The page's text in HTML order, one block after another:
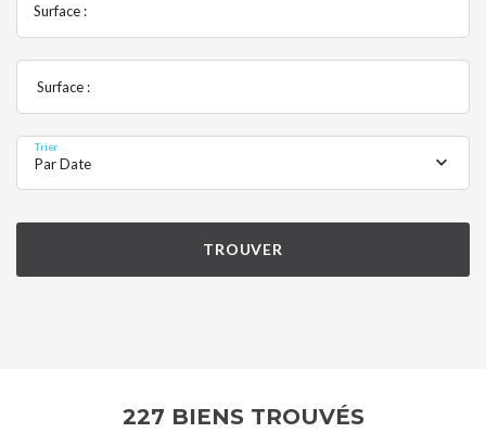
Surface :
Surface :
Trier
Par Date
TROUVER
227 BIENS TROUVÉS